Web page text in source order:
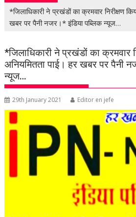
*जिलाधिकारी ने प्रखंडों का क्रमवार निरीक्षण
खबर पर पैनी नजर।* इंडिया पब्लिक न्यूज…
*जिलाधिकारी ने प्रखंडों का क्रमवार
अनियमितता पाई। हर खबर पर पैनी
न्यूज…
29th January 2021 Editor en jefe